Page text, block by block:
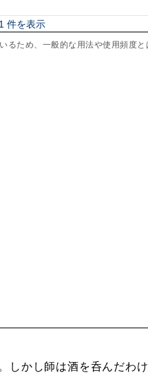
件を表示
ため、一般的な用法や使用頻度と
しかし師は酒を呑んだわ